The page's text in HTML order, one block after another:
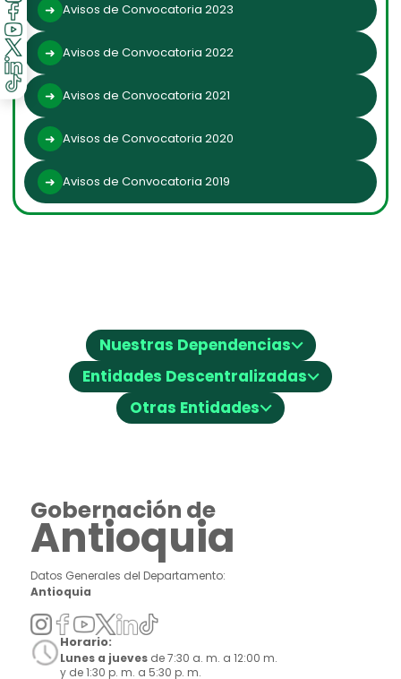
Avisos de Convocatoria 2023
Avisos de Convocatoria 2022
Avisos de Convocatoria 2021
Avisos de Convocatoria 2020
Avisos de Convocatoria 2019
Nuestras Dependencias⌵
Entidades Descentralizadas⌵
Otras Entidades⌵
Gobernación de
Antioquia
Datos Generales del Departamento:
Antioquia
Horario:
Lunes a jueves de 7:30 a. m. a 12:00 m.
y de 1:30 p. m. a 5:30 p. m.